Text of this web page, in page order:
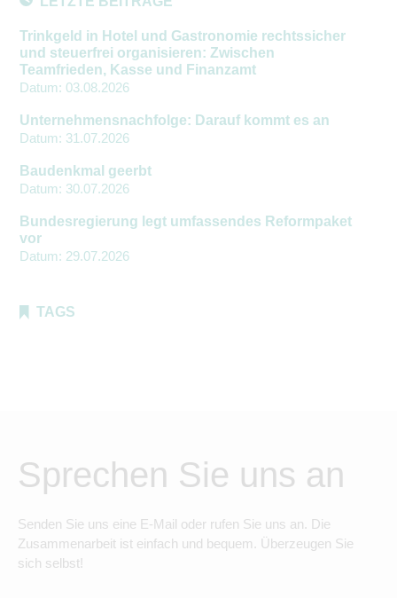
Trinkgeld in Hotel und Gastronomie rechtssicher
und steuerfrei organisieren: Zwischen
Teamfrieden, Kasse und Finanzamt
Datum: 03.08.2026
Unternehmensnachfolge: Darauf kommt es an
Datum: 31.07.2026
Baudenkmal geerbt
Datum: 30.07.2026
Bundesregierung legt umfassendes Reformpaket
vor
Datum: 29.07.2026
TAGS
Sprechen Sie uns an
Senden Sie uns eine E-Mail oder rufen Sie uns an. Die
Zusammenarbeit ist einfach und bequem. Überzeugen Sie
sich selbst!